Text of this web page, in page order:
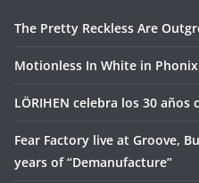
The Pretty Reckless Are
Motionless In White in Phonix
LÖRIHEN celebra los 30
Fear Factory live at Groove,
years of “Demanufacture”